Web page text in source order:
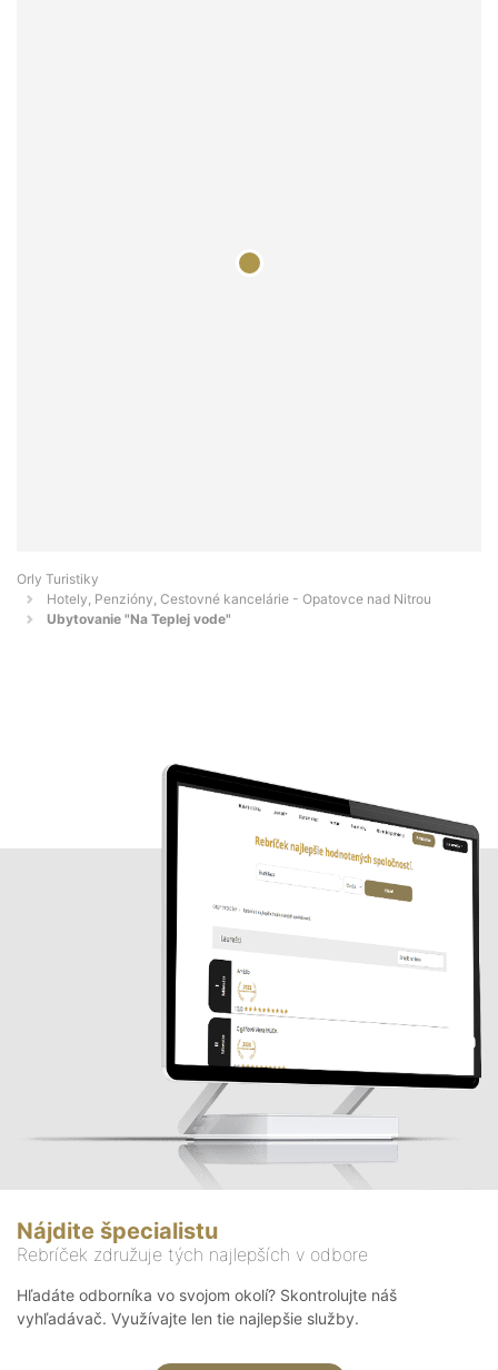
Orly Turistiky
Hotely, Penzióny, Cestovné kancelárie - Opatovce nad Nitrou
Ubytovanie "Na Teplej vode"
Nájdite špecialistu
Rebríček združuje tých najlepších v odbore
Hľadáte odborníka vo svojom okolí? Skontrolujte náš
vyhľadávač. Využívajte len tie najlepšie služby.